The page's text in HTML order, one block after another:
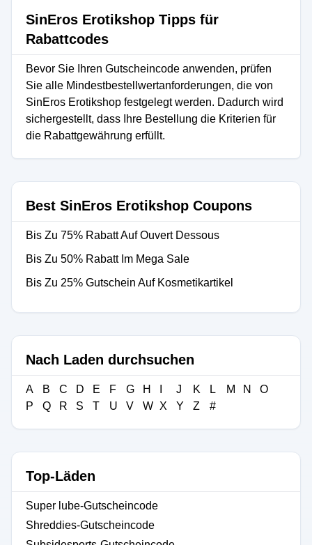
SinEros Erotikshop Tipps für
Rabattcodes
Bevor Sie Ihren Gutscheincode anwenden, prüfen
Sie alle Mindestbestellwertanforderungen, die von
SinEros Erotikshop festgelegt werden. Dadurch wird
sichergestellt, dass Ihre Bestellung die Kriterien für
die Rabattgewährung erfüllt.
Best SinEros Erotikshop Coupons
Bis Zu 75% Rabatt Auf Ouvert Dessous
Bis Zu 50% Rabatt Im Mega Sale
Bis Zu 25% Gutschein Auf Kosmetikartikel
Nach Laden durchsuchen
A B C D E F G H J K L M N
O
P
Q R S T U V W X Y Z #
Top-Läden
Super lube-Gutscheincode
Shreddies-Gutscheincode